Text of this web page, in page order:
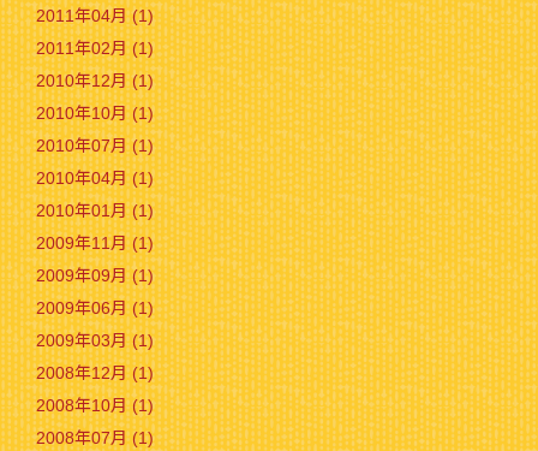
2011年04月 (1)
2011年02月 (1)
2010年12月 (1)
2010年10月 (1)
2010年07月 (1)
2010年04月 (1)
2010年01月 (1)
2009年11月 (1)
2009年09月 (1)
2009年06月 (1)
2009年03月 (1)
2008年12月 (1)
2008年10月 (1)
2008年07月 (1)